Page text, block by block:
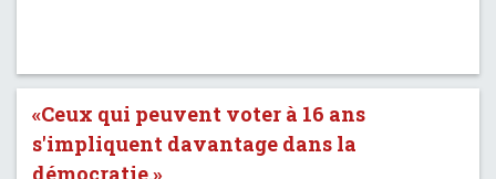
«Ceux qui peuvent voter à 16 ans
s'impliquent davantage dans la
démocratie.»